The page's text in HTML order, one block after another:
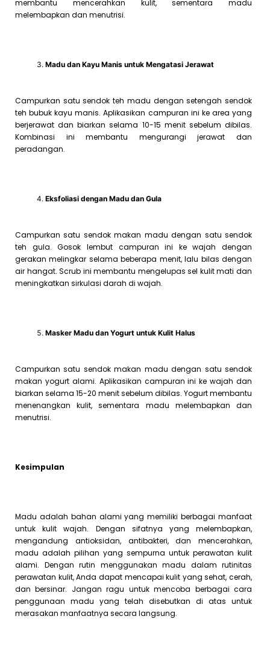
membantu mencerahkan kulit, sementara madu
melembapkan dan menutrisi.
Madu dan Kayu Manis untuk Mengatasi Jerawat
Campurkan satu sendok teh madu dengan setengah sendok
teh bubuk kayu manis. Aplikasikan campuran ini ke area yang
berjerawat dan biarkan selama 10-15 menit sebelum dibilas.
Kombinasi ini membantu mengurangi jerawat dan
peradangan.
Eksfoliasi dengan Madu dan Gula
Campurkan satu sendok makan madu dengan satu sendok
teh gula. Gosok lembut campuran ini ke wajah dengan
gerakan melingkar selama beberapa menit, lalu bilas dengan
air hangat. Scrub ini membantu mengelupas sel kulit mati dan
meningkatkan sirkulasi darah di wajah.
Masker Madu dan Yogurt untuk Kulit Halus
Campurkan satu sendok makan madu dengan satu sendok
makan yogurt alami. Aplikasikan campuran ini ke wajah dan
biarkan selama 15-20 menit sebelum dibilas. Yogurt membantu
menenangkan kulit, sementara madu melembapkan dan
menutrisi.
Kesimpulan
Madu adalah bahan alami yang memiliki berbagai manfaat
untuk kulit wajah. Dengan sifatnya yang melembapkan,
mengandung antioksidan, antibakteri, dan mencerahkan,
madu adalah pilihan yang sempurna untuk perawatan kulit
alami. Dengan rutin menggunakan madu dalam rutinitas
perawatan kulit, Anda dapat mencapai kulit yang sehat, cerah,
dan bersinar. Jangan ragu untuk mencoba berbagai cara
penggunaan madu yang telah disebutkan di atas untuk
merasakan manfaatnya secara langsung.